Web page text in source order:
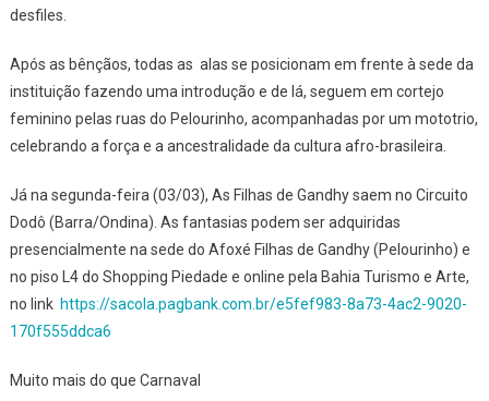
desfiles.
Após as bênçãos, todas as alas se posicionam em frente à sede da
instituição fazendo uma introdução e de lá, seguem em cortejo
feminino pelas ruas do Pelourinho, acompanhadas por um mototrio,
celebrando a força e a ancestralidade da cultura afro-brasileira.
Já na segunda-feira (03/03), As Filhas de Gandhy saem no Circuito
Dodô (Barra/Ondina). As fantasias podem ser adquiridas
presencialmente na sede do Afoxé Filhas de Gandhy (Pelourinho) e
no piso L4 do Shopping Piedade e online pela Bahia Turismo e Arte,
no link https://sacola.pagbank.com.br/e5fef983-8a73-4ac2-9020-
170f555ddca6
Muito mais do que Carnaval